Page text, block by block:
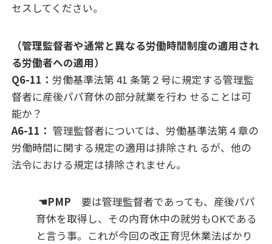
セスしてください。
（管理監督者や通常と異なる労働時間制度の適用され
る労働者への適用）
Q6-11： 労働基準法第 41 条第２号に規定する管理監
督者に産後パパ育休の部分就業を行わ せることは可
能か？
A6-11： 管理監督者については、労働基準法第４章の
労働時間に関する規定の適用は排除され るが、他の
法令における規定は排除されません。
☚PMP 要は管理監督者であっても、産後パパ
育休を取得し、その内育休中の就労もOKである
と言う事。これが今回の改正育児休業法ばかり